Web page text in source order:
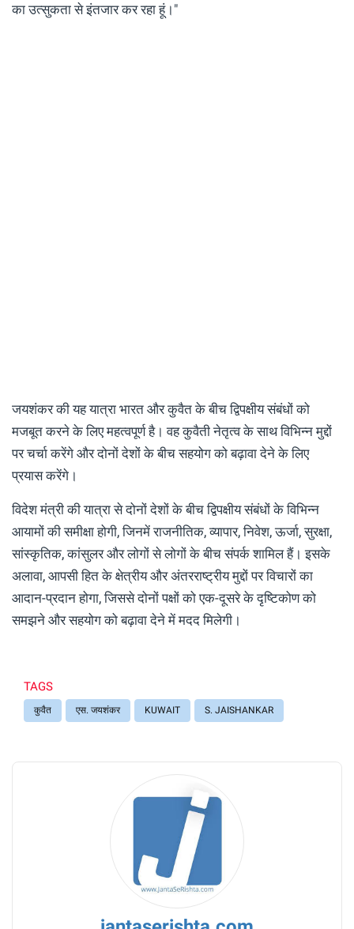
का उत्सुकता से इंतजार कर रहा हूं।"
जयशंकर की यह यात्रा भारत और कुवैत के बीच द्विपक्षीय संबंधों को
मजबूत करने के लिए महत्वपूर्ण है। वह कुवैती नेतृत्व के साथ विभिन्न मुद्दों
पर चर्चा करेंगे और दोनों देशों के बीच सहयोग को बढ़ावा देने के लिए
प्रयास करेंगे।
विदेश मंत्री की यात्रा से दोनों देशों के बीच द्विपक्षीय संबंधों के विभिन्न
आयामों की समीक्षा होगी, जिनमें राजनीतिक, व्यापार, निवेश, ऊर्जा, सुरक्षा,
सांस्कृतिक, कांसुलर और लोगों से लोगों के बीच संपर्क शामिल हैं। इसके
अलावा, आपसी हित के क्षेत्रीय और अंतरराष्ट्रीय मुद्दों पर विचारों का
आदान-प्रदान होगा, जिससे दोनों पक्षों को एक-दूसरे के दृष्टिकोण को
समझने और सहयोग को बढ़ावा देने में मदद मिलेगी।
TAGS
कुवैत एस. जयशंकर KUWAIT S. JAISHANKAR